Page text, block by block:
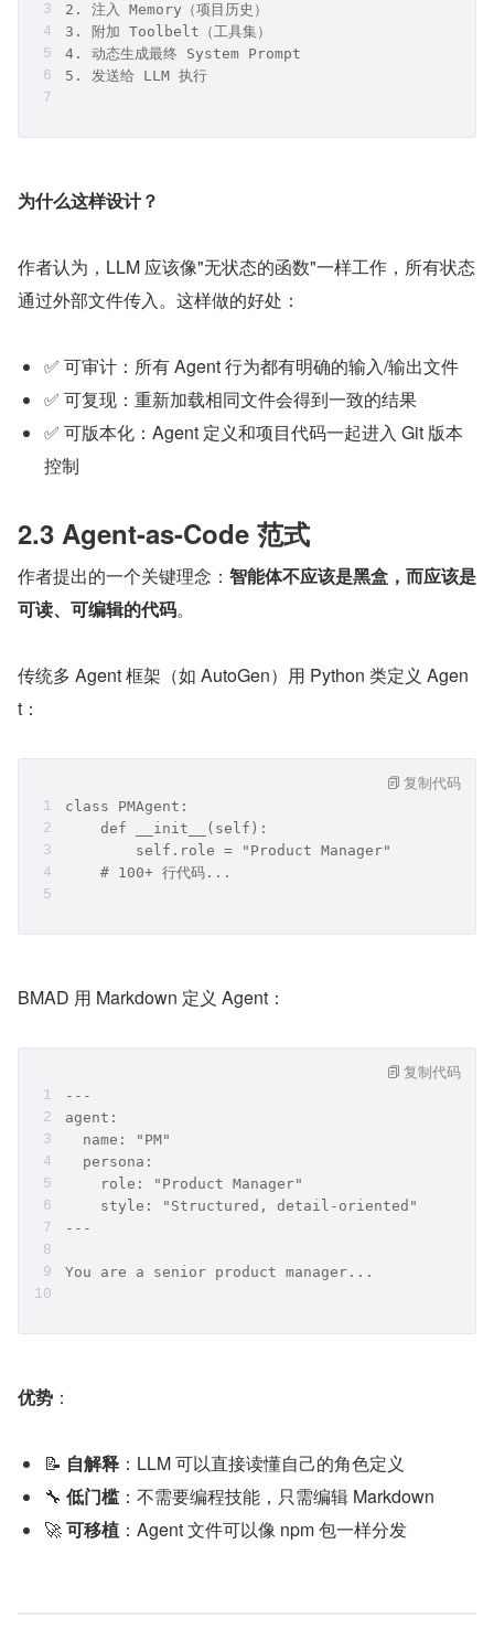
2. 注入 Memory（项目历史）
3. 附加 Toolbelt（工具集）
4. 动态生成最终 System Prompt
5. 发送给 LLM 执行
为什么这样设计？
作者认为，LLM 应该像"无状态的函数"一样工作，所有状态
通过外部文件传入。这样做的好处：
✅ 可审计：所有 Agent 行为都有明确的输入/输出文件
✅ 可复现：重新加载相同文件会得到一致的结果
✅ 可版本化：Agent 定义和项目代码一起进入 Git 版本
控制
2.3 Agent-as-Code 范式
作者提出的一个关键理念： 智能体不应该是黑盒，而应该是
可读、可编辑的代码。
传统多 Agent 框架（如 AutoGen）用 Python 类定义 Agen
t：
class PMAgent:
    def __init__(self):
        self.role = "Product Manager"
    # 100+ 行代码...
复制代码
BMAD 用 Markdown 定义 Agent：
---
agent:
  name: "PM"
  persona:
    role: "Product Manager"
    style: "Structured, detail-oriented"
---
You are a senior product manager...
复制代码
优势 ：
📝 自解释 ：LLM 可以直接读懂自己的角色定义
🔧 低门槛：不需要编程技能，只需编辑 Markdown
🚀 可移植 ：Agent 文件可以像 npm 包一样分发